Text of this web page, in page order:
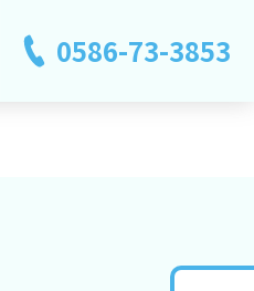
0586-73-3853